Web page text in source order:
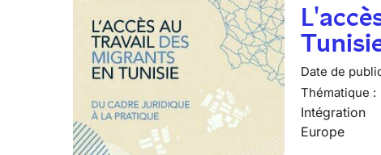
Date de
Thématique :
Intégration
Europe